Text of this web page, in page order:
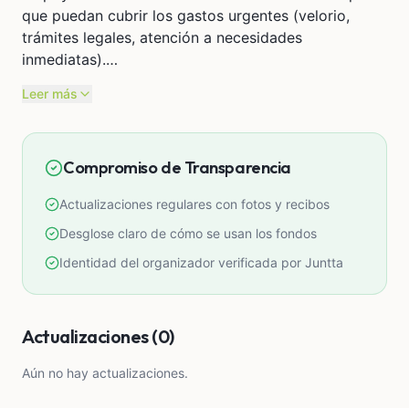
que puedan cubrir los gastos urgentes (velorio,
trámites legales, atención a necesidades
inmediatas).
transparencia, para que casos como este no queden
Tu donación, por más pequeña que sea, será
- Ayudará con costos de ceremonia funeraria y
sepelio
emprender
actualizaciones y mantener vivo el reclamo
ciudadano
Leer más
Compromiso de Transparencia
Actualizaciones regulares con fotos y recibos
Desglose claro de cómo se usan los fondos
Identidad del organizador verificada por Juntta
Actualizaciones (0)
Aún no hay actualizaciones.